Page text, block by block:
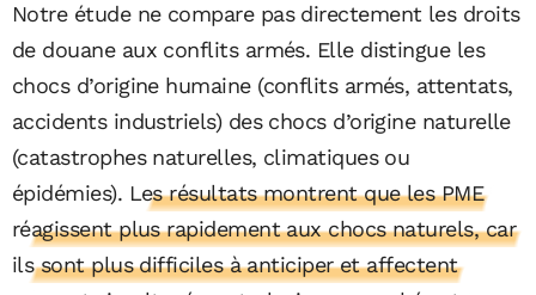
Notre étude ne compare pas directement les droits
de douane aux conflits armés. Elle distingue les
chocs d’origine humaine (conflits armés, attentats,
accidents industriels) des chocs d’origine naturelle
(catastrophes naturelles, climatiques ou
épidémies). Les résultats montrent que les PME
réagissent plus rapidement aux chocs naturels, car
ils sont plus difficiles à anticiper et affectent